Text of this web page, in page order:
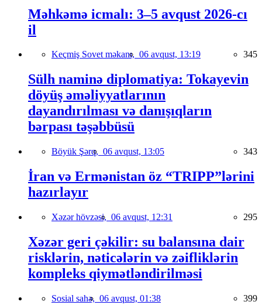
Məhkəmə icmalı: 3–5 avqust 2026-cı
il
Keçmiş Sovet məkanı, 06 avqust, 13:19 345
Sülh naminə diplomatiya: Tokayevin
döyüş əməliyyatlarının
dayandırılması və danışıqların
bərpası təşəbbüsü
Böyük Şərq, 06 avqust, 13:05 343
İran və Ermənistan öz “TRIPP”lərini
hazırlayır
Xəzər hövzəsi, 06 avqust, 12:31 295
Xəzər geri çəkilir: su balansına dair
risklərin, nəticələrin və zəifliklərin
kompleks qiymətləndirilməsi
Sosial sahə, 06 avqust, 01:38 399